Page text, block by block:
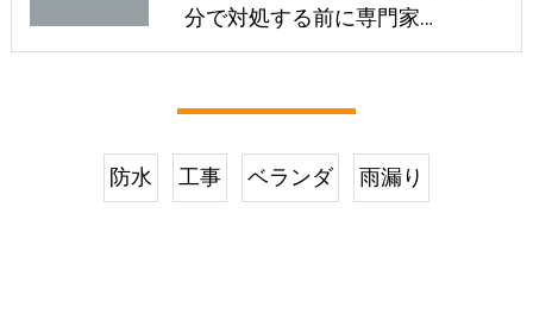
分で対処する前に専門家…
防水 工事 ベランダ 雨漏り